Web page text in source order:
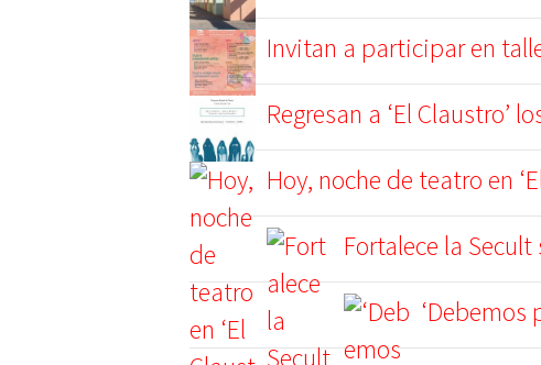
Invitan a participar en
Regresan a ‘El Claustro’
Hoy, noche de teatro en
Fortalece la
‘Debemos